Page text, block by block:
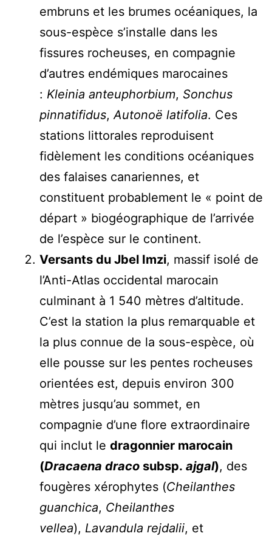
embruns et les brumes océaniques, la
sous-espèce s’installe dans les
fissures rocheuses, en compagnie
d’autres endémiques marocaines
: Kleinia anteuphorbium, Sonchus
pinnatifidus,Autonoë latifolia. Ces
stations littorales reproduisent
fidèlement les conditions océaniques
des falaises canariennes, et
constituent probablement le « point de
départ » biogéographique de l’arrivée
de l’espèce sur le continent.
Versants du Jbel Imzi, massif isolé de
l’Anti-Atlas occidental marocain
culminant à 1 540 mètres d’altitude.
C’est la station la plus remarquable et
la plus connue de la sous-espèce, où
elle pousse sur les pentes rocheuses
orientées est, depuis environ 300
mètres jusqu’au sommet, en
compagnie d’une flore extraordinaire
qui inclut le dragonnier marocain
(Dracaena draco subsp. ajgal), des
fougères xérophytes (Cheilanthes
guanchica, Cheilanthes
vellea), Lavandula rejdalii, et